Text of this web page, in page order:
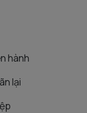
hành
lại